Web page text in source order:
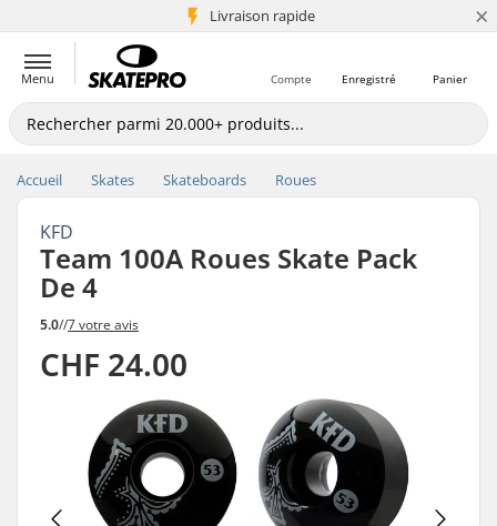
Livraison rapide
+5 mio de clients ×
Menu Panier
Enregistré
Compte
Accueil Skates Skateboards Roues
KFD
Team 100A Roues Skate Pack
De 4
5.0//7 votre avis
CHF 24.00